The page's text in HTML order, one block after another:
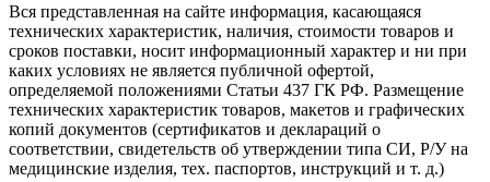
Вся представленная на сайте информация, касающаяся
технических характеристик, наличия, стоимости товаров и
сроков поставки, носит информационный характер и ни при
каких условиях не является публичной офертой,
определяемой положениями Статьи 437 ГК РФ. Размещение
технических характеристик товаров, макетов и графических
копий документов (сертификатов и деклараций о
соответствии, свидетельств об утверждении типа СИ, Р/У на
медицинские изделия, тех. паспортов, инструкций и т. д.)